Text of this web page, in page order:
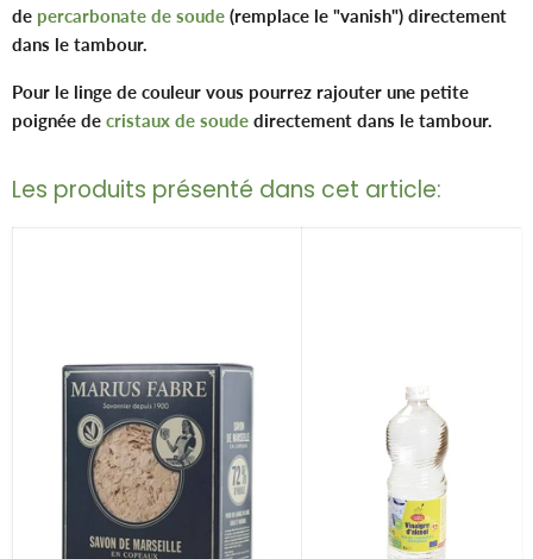
de percarbonate de soude (remplace le "vanish") directement
dans le tambour.
Pour le linge de couleur vous pourrez rajouter une petite
poignée de cristaux de soude directement dans le tambour.
Les produits présenté dans cet article: